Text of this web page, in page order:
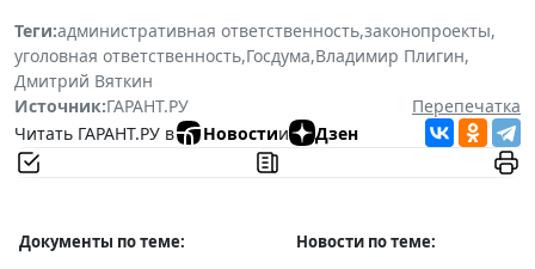
Теги:административная ответственность,законопроекты,
уголовная ответственность,Госдума,Владимир Плигин,
Дмитрий Вяткин
Источник:ГАРАНТ.РУ
Перепечатка
Читать ГАРАНТ.РУ в
Новостии Дзен
Документы по теме: Новости по теме: